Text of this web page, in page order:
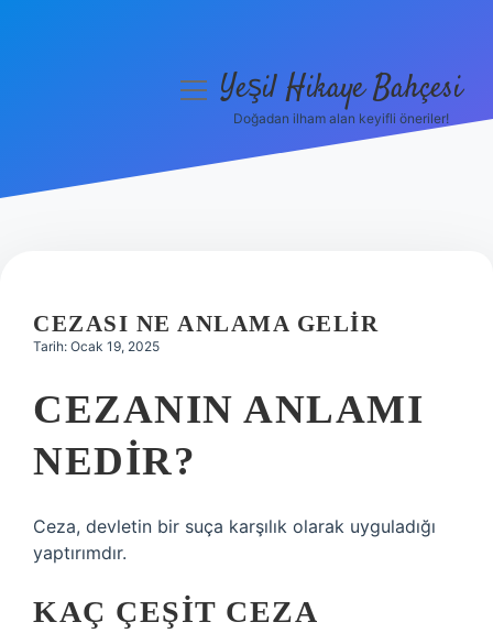
Hakkımızda
menüyüYeşil Hikaye Bahçesi
Doğadan ilham alan keyifli öneriler!
CEZASI NE ANLAMA GELIR
Tarih: Ocak 19, 2025
CEZANIN ANLAMI
NEDIR?
Ceza, devletin bir suça karşılık olarak uyguladığı
yaptırımdır.
KAÇ ÇEŞIT CEZA